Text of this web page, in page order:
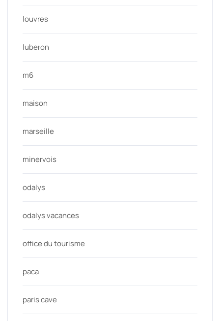
louvres
luberon
m6
maison
marseille
minervois
odalys
odalys vacances
office du tourisme
paca
paris cave